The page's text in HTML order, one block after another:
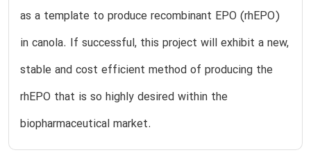
as a template to produce recombinant EPO (rhEPO)
in canola. If successful, this project will exhibit a new,
stable and cost efficient method of producing the
rhEPO that is so highly desired within the
biopharmaceutical market.